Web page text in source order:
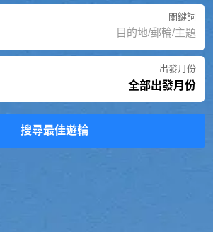
關鍵詞
出發月份
全部出發月份
搜尋最佳遊輪